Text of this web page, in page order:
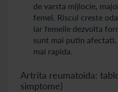
de varsta mijlocie,
femei. Riscul creste
iar femeile dezvolta
sunt mai putin
mai rapida.
Artrita reumatoida:
simptome)